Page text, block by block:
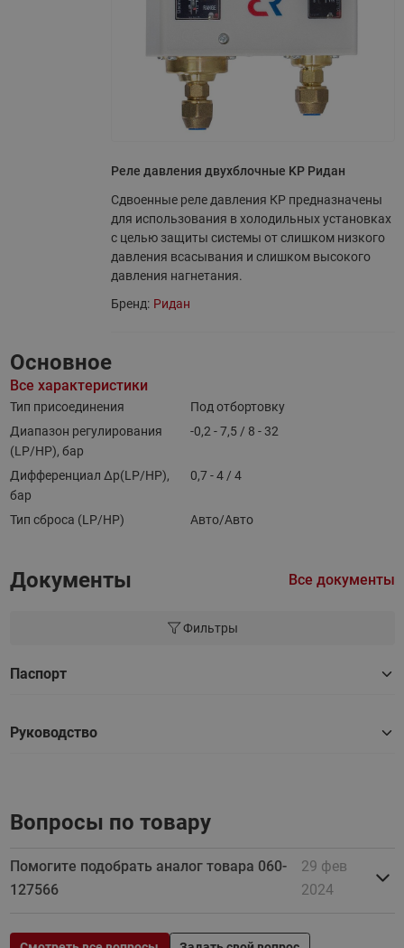
Реле давления двухблочные KP Ридан
Сдвоенные реле давления КР предназначены
для использования в холодильных установках
с целью защиты системы от слишком низкого
давления всасывания и слишком высокого
давления нагнетания.
Бренд: Ридан
Основное
Все характеристики
Тип присоединения
Под отбортовку
Диапазон регулирования
(LP/HP), бар
-0,2 - 7,5 / 8 - 32
Дифференциал ∆p(LP/HP),
бар
0,7 - 4 / 4
Тип сброса (LP/HP) Авто/Авто
Документы Все документы
Фильтры
Паспорт
Руководство
Вопросы по товару
Помогите подобрать аналог товара 060-
127566
29 фев
2024